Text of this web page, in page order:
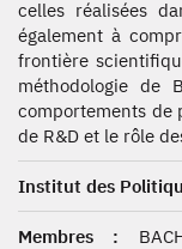
celles réalisées
également à
frontière
méthodologie de
comportements de
de R&D et le rôle
Institut des
Membres :